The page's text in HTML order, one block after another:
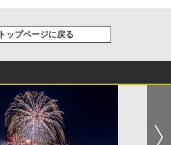
トップページに戻る